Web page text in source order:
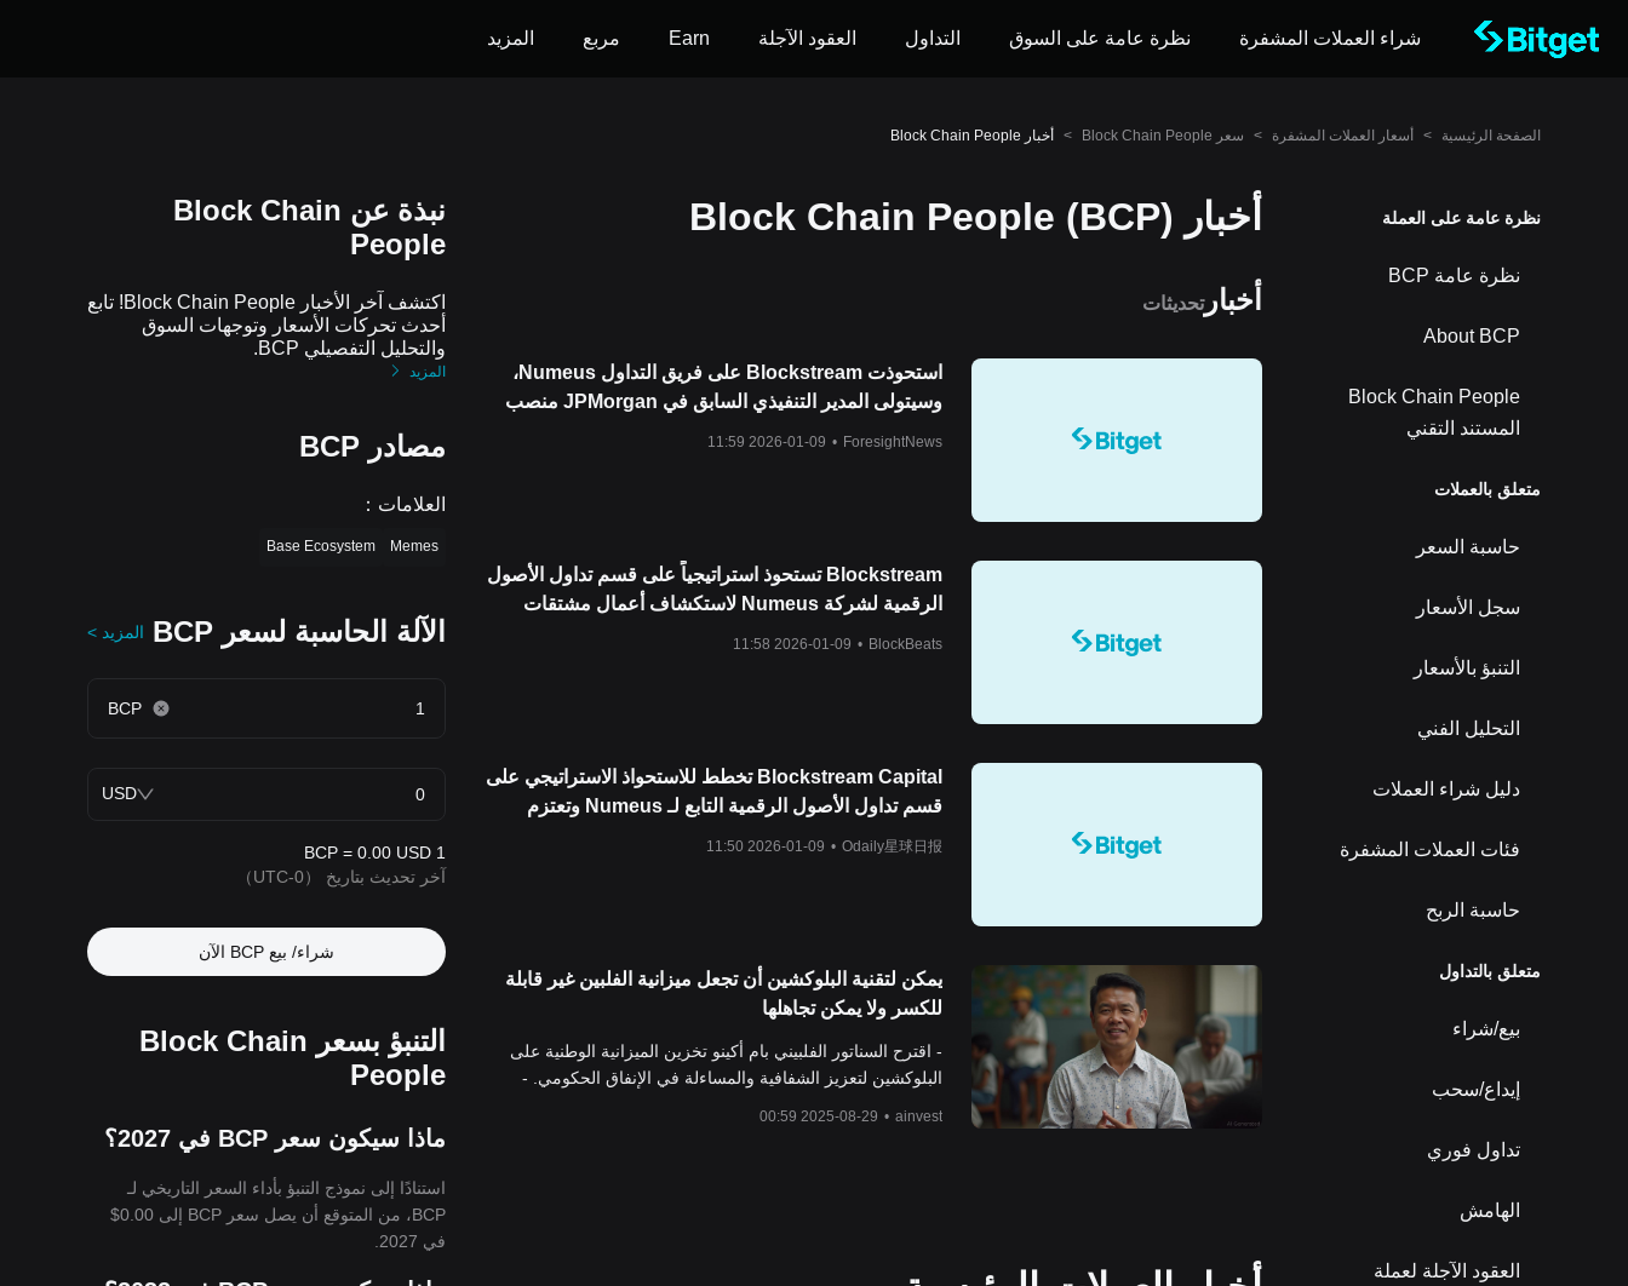
شراء العملات المشفرة نظرة عامة على السوق التداول العقود الآجلة Earn مربع المزيد
الصفحة الرئيسية > أسعار العملات المشفرة > سعر Block Chain People > أخبار Block Chain People
نظرة عامة على العملة
نظرة عامة BCP
About BCP
Block Chain People
المستند التقني
متعلق بالعملات
حاسبة السعر
سجل الأسعار
التنبؤ بالأسعار
التحليل الفني
دليل شراء العملات
فئات العملات المشفرة
حاسبة الربح
متعلق بالتداول
بيع/شراء
إيداع/سحب
تداول فوري
الهامش
العقود الآجلة لعملة
أخبار Block Chain People (BCP)
أخبارتحديثات
استحوذت Blockstream على فريق التداول Numeus،
وسيتولى المدير التنفيذي السابق في JPMorgan منصب
ForesightNews
•
2026-01-09 11:59
Blockstream تستحوذ استراتيجياً على قسم تداول الأصول
الرقمية لشركة Numeus لاستكشاف أعمال مشتقات
BlockBeats
•
2026-01-09 11:58
Blockstream Capital تخطط للاستحواذ الاستراتيجي على
قسم تداول الأصول الرقمية التابع لـ Numeus وتعتزم
استكشاف أعمال مشتقات BTC
Odaily星球日报
•
2026-01-09 11:50
يمكن لتقنية البلوكشين أن تجعل ميزانية الفلبين غير قابلة
للكسر ولا يمكن تجاهلها
- اقترح السناتور الفلبيني بام أكينو تخزين الميزانية الوطنية على
البلوكشين لتعزيز الشفافية والمساءلة في الإنفاق الحكومي. -
ainvest
•
2025-08-29 00:59
نبذة عن Block Chain
People
اكتشف آخر الأخبار Block Chain People! تابع
أحدث تحركات الأسعار وتوجهات السوق
والتحليل التفصيلي BCP.
المزيد
مصادر BCP
العلامات ：
Memes
Base Ecosystem
الآلة الحاسبة لسعر BCP المزيد >
BCP
USD
1 BCP = 0.00 USD
آخر تحديث بتاريخ
（UTC-0）
شراء/ بيع BCP الآن
التنبؤ بسعر Block Chain
People
ماذا سيكون سعر BCP في 2027؟
استنادًا إلى نموذج التنبؤ بأداء السعر التاريخي لـ
BCP، من المتوقع أن يصل سعر BCP إلى
$0.00
في 2027.